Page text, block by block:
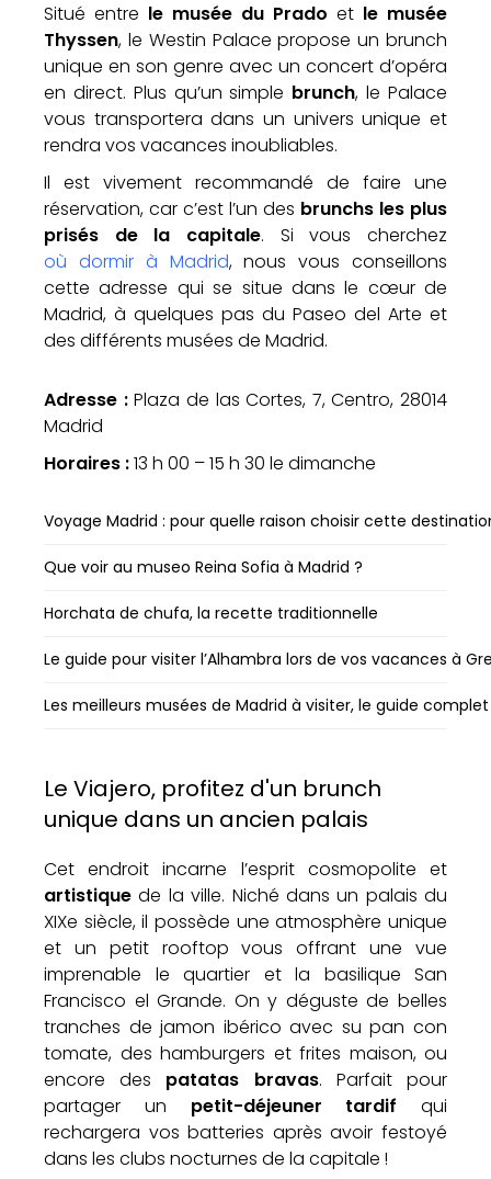
Situé entre le musée du Prado et le musée
Thyssen, le Westin Palace propose un brunch
unique en son genre avec un concert d’opéra
en direct. Plus qu’un simple brunch, le Palace
vous transportera dans un univers unique et
rendra vos vacances inoubliables.
Il est vivement recommandé de faire une
réservation, car c’est l’un des brunchs les plus
prisés de la capitale. Si vous cherchez
où dormir à Madrid, nous vous conseillons
cette adresse qui se situe dans le cœur de
Madrid, à quelques pas du Paseo del Arte et
des différents musées de Madrid.
Adresse :Plaza de las Cortes, 7, Centro, 28014
Madrid
Horaires :13 h 00 – 15 h 30 le dimanche
Voyage Madrid : pour quelle raison choisir cette
Que voir au museo Reina Sofia à Madrid ?
Horchata de chufa, la recette traditionnelle
Le guide pour visiter l’Alhambra lors de vos vacances à
Les meilleurs musées de Madrid à visiter, le guide complet
Le Viajero, profitez d'un brunch
unique dans un ancien palais
Cet endroit incarne l’esprit cosmopolite et
artistique de la ville. Niché dans un palais du
XIXe siècle, il possède une atmosphère unique
et un petit rooftop vous offrant une vue
imprenable le quartier et la basilique San
Francisco el Grande. On y déguste de belles
tranches de jamon ibérico avec su pan con
tomate, des hamburgers et frites maison, ou
encore des patatas bravas. Parfait pour
partager un petit-déjeuner tardif qui
rechargera vos batteries après avoir festoyé
dans les clubs nocturnes de la capitale !